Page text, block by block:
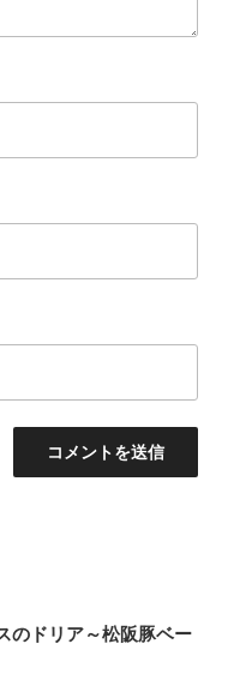
のドリア～松阪豚ベー